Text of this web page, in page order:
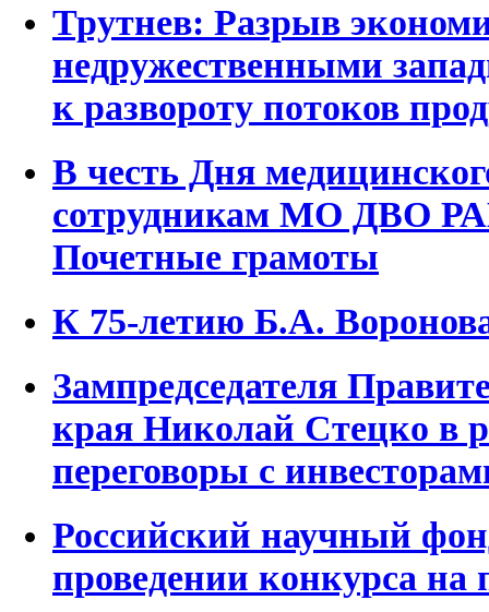
Трутнев: Разрыв
недружественными
к развороту потоков
В честь Дня
сотрудникам МО ДВО
Почетные грамоты
К 75-летию Б.А.
Зампредседателя
края Николай Стецко в
переговоры с
Российский научный
проведении конкурса на